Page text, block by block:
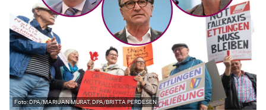
DPA/MARIJAN MURAT, DPA/BRITTA PERDESEN